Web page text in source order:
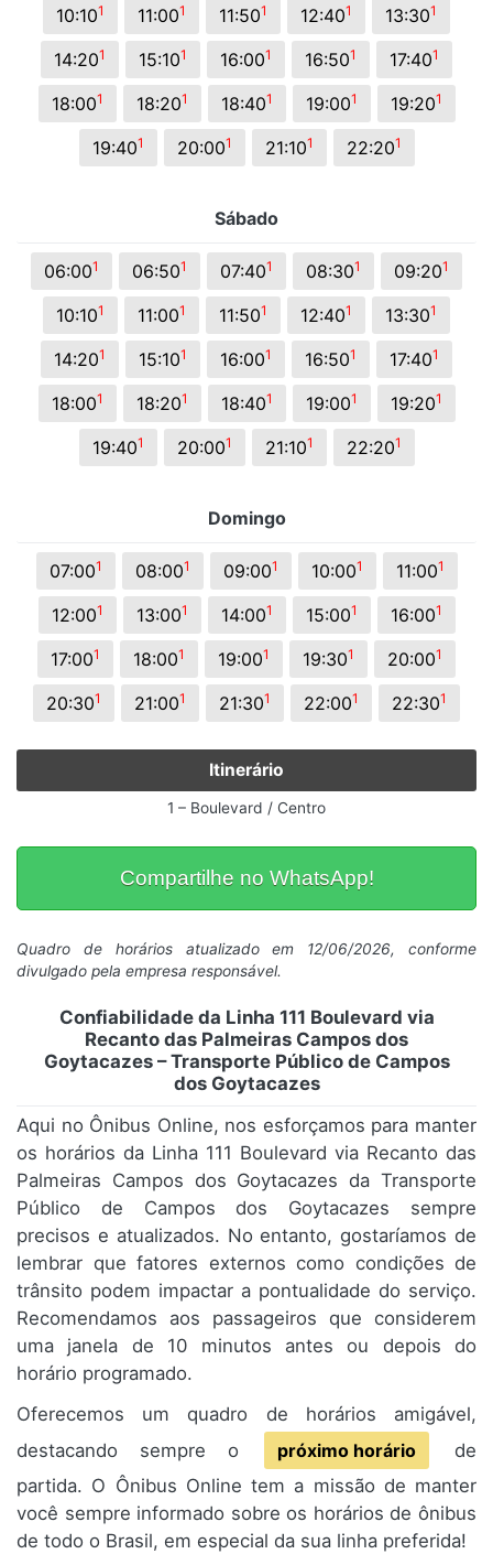
10:101 11:001 11:501 12:401 13:301
14:201 15:101 16:001 16:501 17:401
18:001 18:201 18:401 19:001 19:201
19:401 20:001 21:101 22:201
Sábado
06:001 06:501 07:401 08:301 09:201
10:101 11:001 11:501 12:401 13:301
14:201 15:101 16:001 16:501 17:401
18:001 18:201 18:401 19:001 19:201
19:401 20:001 21:101 22:201
Domingo
07:001 08:001 09:001 10:001 11:001
12:001 13:001 14:001 15:001 16:001
17:001 18:001 19:001 19:301 20:001
20:301 21:001 21:301 22:001 22:301
Itinerário
1 – Boulevard / Centro
Compartilhe no WhatsApp!
Quadro de horários atualizado em 12/06/2026, conforme
divulgado pela empresa responsável.
Confiabilidade da Linha 111 Boulevard via
Recanto das Palmeiras Campos dos
Goytacazes – Transporte Público de Campos
dos Goytacazes
Aqui no Ônibus Online, nos esforçamos para manter
os horários da Linha 111 Boulevard via Recanto das
Palmeiras Campos dos Goytacazes da Transporte
Público de Campos dos Goytacazes sempre
precisos e atualizados. No entanto, gostaríamos de
lembrar que fatores externos como condições de
trânsito podem impactar a pontualidade do serviço.
Recomendamos aos passageiros que considerem
uma janela de 10 minutos antes ou depois do
horário programado.
Oferecemos um quadro de horários amigável,
destacando sempre o
próximo horário
de
partida. O Ônibus Online tem a missão de manter
você sempre informado sobre os horários de ônibus
de todo o Brasil, em especial da sua linha preferida!